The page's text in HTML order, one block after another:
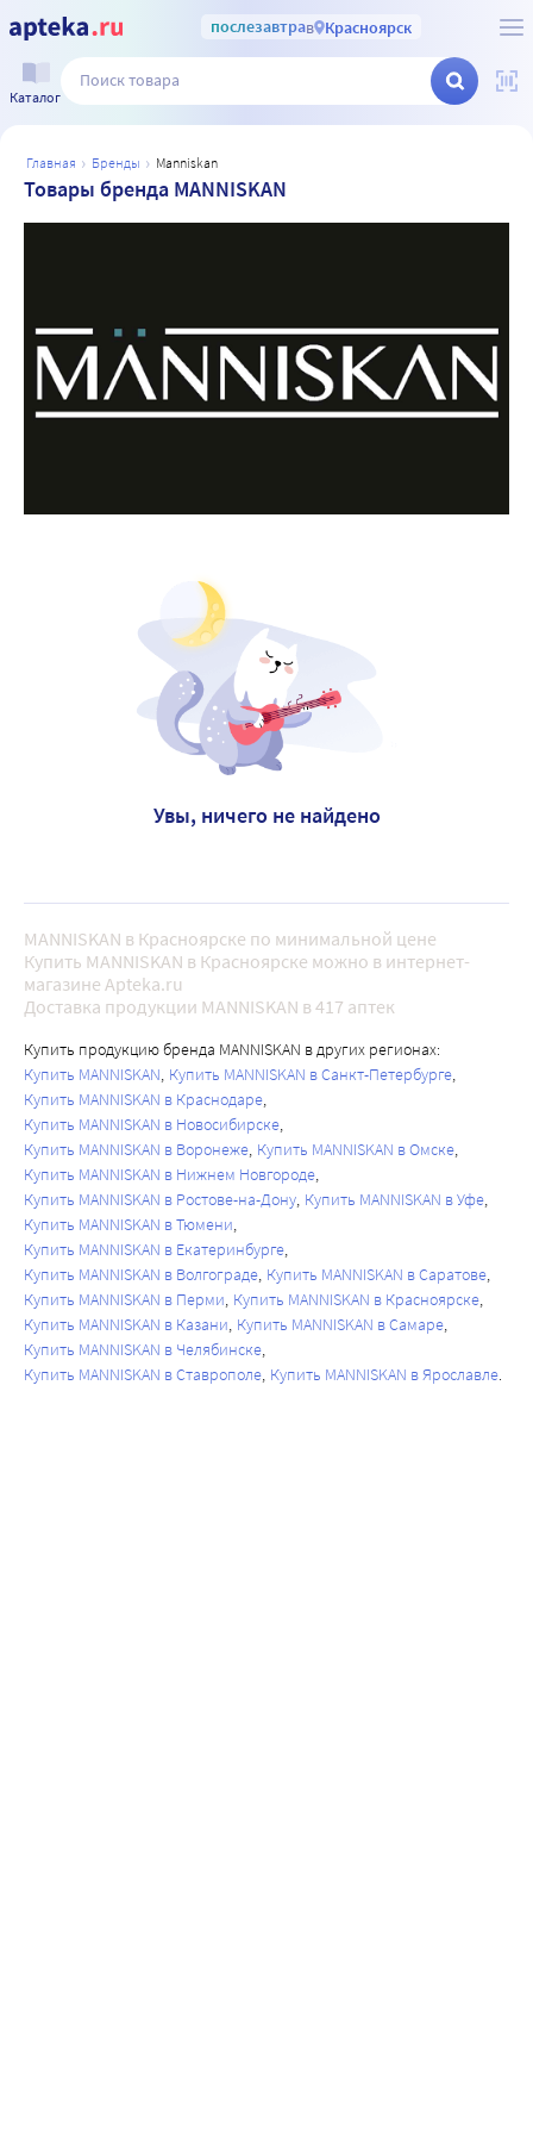
послезавтрав Красноярск
Каталог
главная бренды manniskan
Товары бренда MANNISKAN
Увы, ничего не найдено
MANNISKAN в Красноярске по минимальной цене
Купить MANNISKAN в Красноярске можно в интернет-
магазине Apteka.ru
Доставка продукции MANNISKAN в 417 аптек
Купить продукцию бренда MANNISKAN в других регионах:
Купить MANNISKAN Купить MANNISKAN в Санкт-Петербурге
Купить MANNISKAN в Краснодаре
Купить MANNISKAN в Новосибирске
Купить MANNISKAN в Воронеже Купить MANNISKAN в Омске
Купить MANNISKAN в Нижнем Новгороде
Купить MANNISKAN в Ростове-на-Дону Купить MANNISKAN в Уфе
Купить MANNISKAN в Тюмени
Купить MANNISKAN в Екатеринбурге
Купить MANNISKAN в Волгограде Купить MANNISKAN в Саратове
Купить MANNISKAN в Перми Купить MANNISKAN в Красноярске
Купить MANNISKAN в Казани Купить MANNISKAN в Самаре
Купить MANNISKAN в Челябинске
Купить MANNISKAN в Ставрополе Купить MANNISKAN в Ярославле